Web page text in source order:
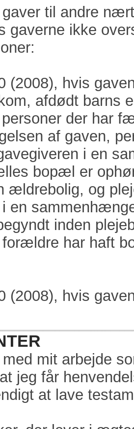
til andre
gaverne ikke
(2008), hvis
afdødt barns
der har
af gaven,
i en
bopæl er
ældrebolig, og
en
inden
forældre har haft
(2008), hvis
med mit arbejde
jeg får
at lave